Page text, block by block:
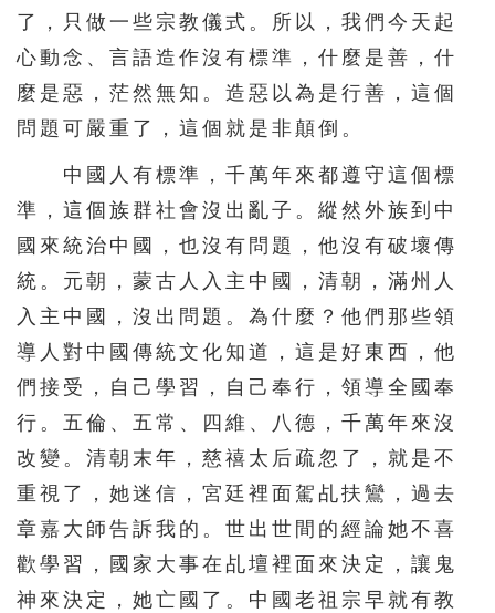
了，只做一些宗教儀式。所以，我們今天起
心動念、言語造作沒有標準，什麼是善，什
麼是惡，茫然無知。造惡以為是行善，這個
問題可嚴重了，這個就是非顛倒。
中國人有標準，千萬年來都遵守這個標
準，這個族群社會沒出亂子。縱然外族到中
國來統治中國，也沒有問題，他沒有破壞傳
統。元朝，蒙古人入主中國，清朝，滿州人
入主中國，沒出問題。為什麼？他們那些領
導人對中國傳統文化知道，這是好東西，他
們接受，自己學習，自己奉行，領導全國奉
行。五倫、五常、四維、八德，千萬年來沒
改變。清朝末年，慈禧太后疏忽了，就是不
重視了，她迷信，宮廷裡面駕乩扶鸞，過去
章嘉大師告訴我的。世出世間的經論她不喜
歡學習，國家大事在乩壇裡面來決定，讓鬼
神來決定，她亡國了。中國老祖宗早就有教